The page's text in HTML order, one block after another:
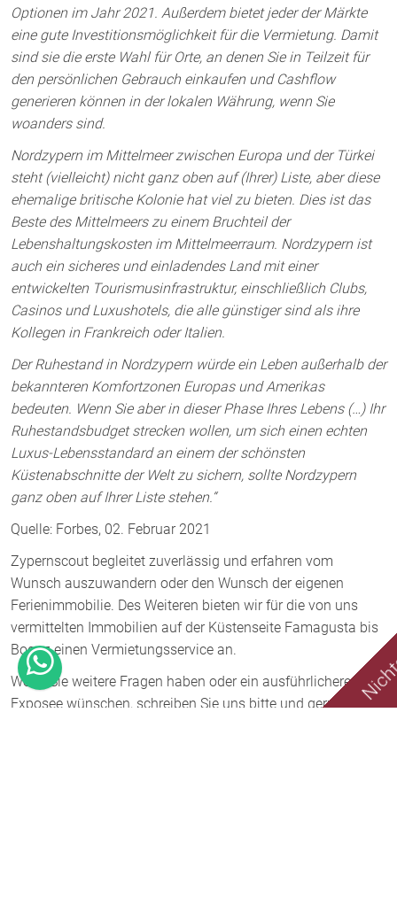
Optionen im Jahr 2021. Außerdem bietet jeder der Märkte
eine gute Investitionsmöglichkeit für die Vermietung. Damit
sind sie die erste Wahl für Orte, an denen Sie in Teilzeit für
den persönlichen Gebrauch einkaufen und Cashflow
generieren können in der lokalen Währung, wenn Sie
woanders sind.
Nordzypern im Mittelmeer zwischen Europa und der Türkei
steht (vielleicht) nicht ganz oben auf (Ihrer) Liste, aber diese
ehemalige britische Kolonie hat viel zu bieten. Dies ist das
Beste des Mittelmeers zu einem Bruchteil der
Lebenshaltungskosten im Mittelmeerraum. Nordzypern ist
auch ein sicheres und einladendes Land mit einer
entwickelten Tourismusinfrastruktur, einschließlich Clubs,
Casinos und Luxushotels, die alle günstiger sind als ihre
Kollegen in Frankreich oder Italien.
Der Ruhestand in Nordzypern würde ein Leben außerhalb der
bekannteren Komfortzonen Europas und Amerikas
bedeuten. Wenn Sie aber in dieser Phase Ihres Lebens (…) Ihr
Ruhestandsbudget strecken wollen, um sich einen echten
Luxus-Lebensstandard an einem der schönsten
Küstenabschnitte der Welt zu sichern, sollte Nordzypern
ganz oben auf Ihrer Liste stehen.“
Quelle: Forbes, 02. Februar 2021
Zypernscout begleitet zuverlässig und erfahren vom
Wunsch auszuwandern oder den Wunsch der eigenen
Ferienimmobilie. Des Weiteren bieten wir für die von uns
vermittelten Immobilien auf der Küstenseite Famagusta bis
Bogaz einen Vermietungsservice an.
Wenn Sie weitere Fragen haben oder ein ausführlicheres
Exposee wünschen, schreiben Sie uns bitte und gern senden